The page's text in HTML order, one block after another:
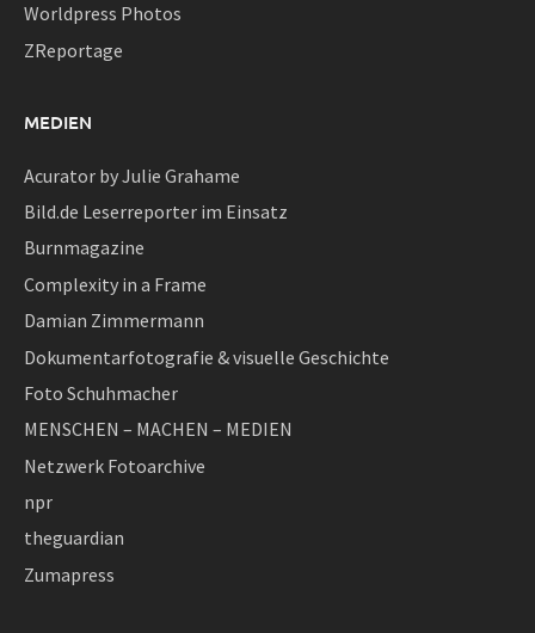
Worldpress Photos
ZReportage
MEDIEN
Acurator by Julie Grahame
Bild.de Leserreporter im Einsatz
Burnmagazine
Complexity in a Frame
Damian Zimmermann
Dokumentarfotografie & visuelle Geschichte
Foto Schuhmacher
MENSCHEN – MACHEN – MEDIEN
Netzwerk Fotoarchive
npr
theguardian
Zumapress